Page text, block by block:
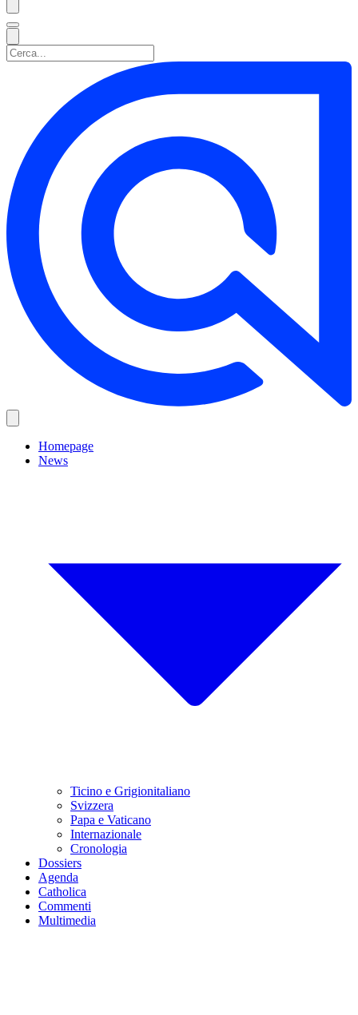
Homepage
News
Ticino e Grigionitaliano
Svizzera
Papa e Vaticano
Internazionale
Cronologia
Dossiers
Agenda
Catholica
Commenti
Multimedia